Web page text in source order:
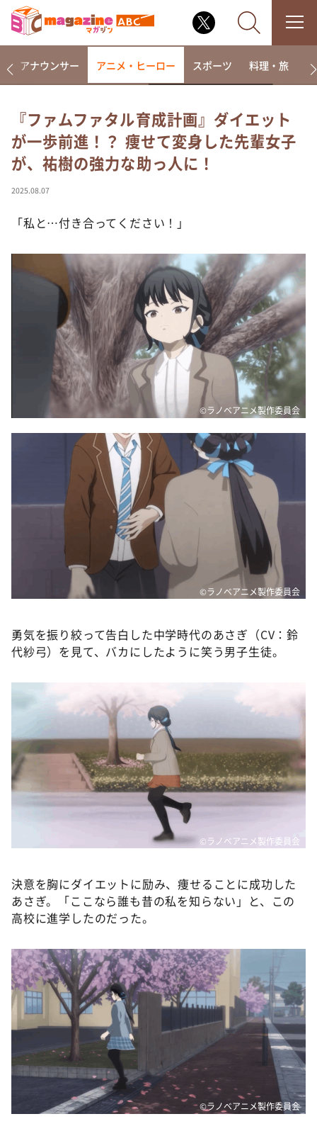
なるみ・岡村の過ぎるTV
相席食堂
これ余談なんですけど・・・
て真剣です
news おかえり
河合＆A.B.C-Z塚田×福井アナ「なんでやねん！？」
（news おかえり）
DAIGOも台所 ～きょうの献立 何にする？～
本日はダイアンなり！シーズン２
朝だ！生です旅サラダ
教えて！ニュースライブ 正義のミカタ
ＬＩＦＥ～夢のカタチ～
新婚さんいらっしゃい！
ポツンと一軒家
ザキ山小屋本館
ぺこぱのまるスポ
アナ回覧板
アナウンサー アニメ・ヒーロー スポーツ 料理・旅
『ファムファタル育成計画』ダイエット
が一歩前進！？ 痩せて変身した先輩女子
が、祐樹の強力な助っ人に！
2025.08.07
「私と…付き合ってください！」
©ラノベアニメ製作委員会
©ラノベアニメ製作委員会
勇気を振り絞って告白した中学時代のあさぎ（CV：鈴
代紗弓）を見て、バカにしたように笑う男子生徒。
©ラノベアニメ製作委員会
決意を胸にダイエットに励み、痩せることに成功した
あさぎ。「ここなら誰も昔の私を知らない」と、この
高校に進学したのだった。
©ラノベアニメ製作委員会